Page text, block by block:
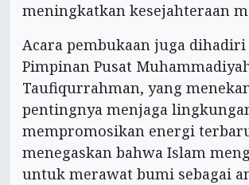
meningkatkan kesejahteraan
Acara pembukaan juga
Pimpinan Pusat
Taufiqurrahman, yang
pentingnya menjaga
mempromosikan energi
menegaskan bahwa Islam
untuk merawat bumi sebagai